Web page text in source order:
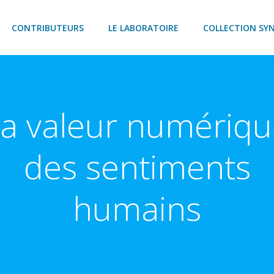
CONTRIBUTEURS LE LABORATOIRE COLLECTION
valeur
des sentiments
humains